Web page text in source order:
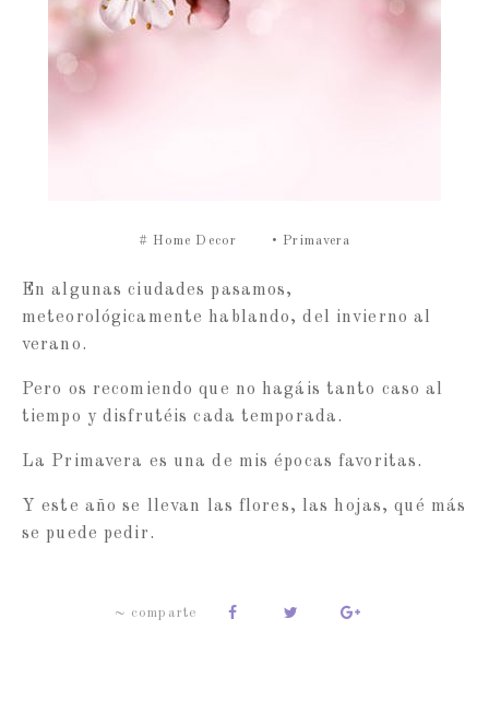
# Home Decor • Primavera
En algunas ciudades pasamos,
meteorológicamente hablando, del invierno al
verano.
Pero os recomiendo que no hagáis tanto caso al
tiempo y disfrutéis cada temporada.
La Primavera es una de mis épocas favoritas.
Y este año se llevan las flores, las hojas, qué más
se puede pedir.
~ comparte